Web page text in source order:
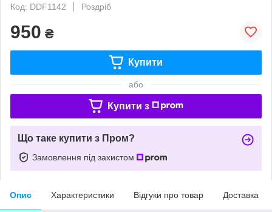
Код: DDF1142
Роздріб
950 ₴
Купити
або
Купити з
Що таке купити з Пром?
Замовлення під захистом
Опис Характеристики Відгуки про товар Доставка